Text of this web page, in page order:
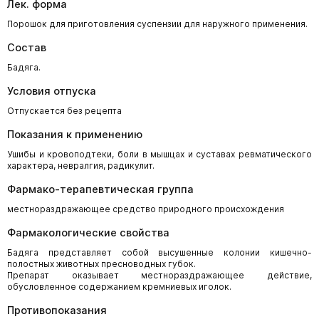
Лек. форма
Порошок для приготовления суспензии для наружного применения.
Состав
Бадяга.
Условия отпуска
Отпускается без рецепта
Показания к применению
Ушибы и кровоподтеки, боли в мышцах и суставах ревматического
характера, невралгия, радикулит.
Фармако-терапевтическая группа
местнораздражающее средство природного происхождения
Фармакологические свойства
Бадяга представляет собой высушенные колонии кишечно-
полостных животных пресноводных губок.
Препарат оказывает местнораздражающее действие,
обусловленное содержанием кремниевых иголок.
Противопоказания